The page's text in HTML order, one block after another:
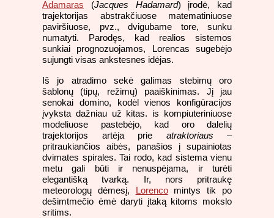
Adamaras (Jacques Hadamard) įrodė, kad
trajektorijas abstrakčiuose matematiniuose
paviršiuose, pvz., dvigubame tore, sunku
numatyti. Parodęs, kad realios sistemos
sunkiai prognozuojamos, Lorencas sugebėjo
sujungti visas ankstesnes idėjas.
Iš jo atradimo sekė galimas stebimų oro
šablonų (tipų, režimų) paaiškinimas. Jį jau
senokai domino, kodėl vienos konfigūracijos
įvyksta dažniau už kitas. is kompiuteriniuose
modeliuose pastebėjo, kad oro dalelių
trajektorijos artėja prie atraktoriaus –
pritraukiančios aibės, panašios į supainiotas
dvimates spirales. Tai rodo, kad sistema vienu
metu gali būti ir nenuspėjama, ir turėti
elegantišką tvarką. Ir, nors pritraukę
meteorologų dėmesį, Lorencomintys tik po
dešimtmečio ėmė daryti įtaką kitoms mokslo
sritims.